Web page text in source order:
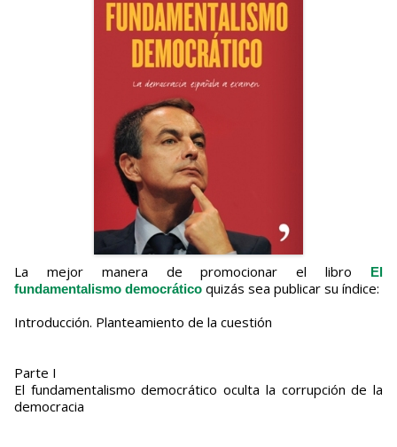
La mejor manera de promocionar el libro
El
fundamentalismo democrático quizás sea publicar su índice:
Introducción. Planteamiento de la cuestión
Parte I
El fundamentalismo democrático oculta la corrupción de la
democracia